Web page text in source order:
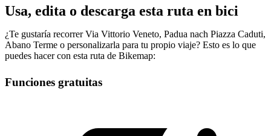
Usa, edita o descarga esta ruta en bici
¿Te gustaría recorrer Via Vittorio Veneto, Padua nach Piazza Caduti,
Abano Terme o personalizarla para tu propio viaje? Esto es lo que
puedes hacer con esta ruta de Bikemap:
Funciones gratuitas